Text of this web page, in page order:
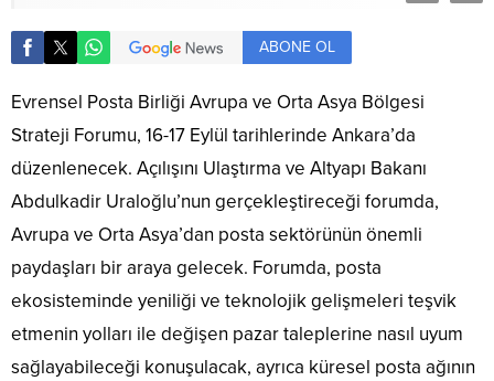
ABONE OL
Evrensel Posta Birliği Avrupa ve Orta Asya Bölgesi
Strateji Forumu, 16-17 Eylül tarihlerinde Ankara’da
düzenlenecek. Açılışını Ulaştırma ve Altyapı Bakanı
Abdulkadir Uraloğlu’nun gerçekleştireceği forumda,
Avrupa ve Orta Asya’dan posta sektörünün önemli
paydaşları bir araya gelecek. Forumda, posta
ekosisteminde yeniliği ve teknolojik gelişmeleri teşvik
etmenin yolları ile değişen pazar taleplerine nasıl uyum
sağlayabileceği konuşulacak, ayrıca küresel posta ağının